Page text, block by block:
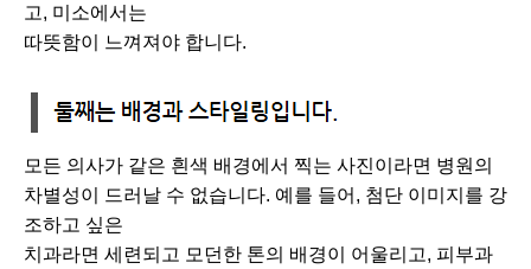
고, 미소에서 는
따뜻함이 느껴져야 합니다.
모든 의사가 같은 흰색 배경에서 찍는 사진이라면 병원의
차별성이 드러날 수 없습니다. 예를 들어, 첨단 이미지를 강
조하고 싶은
치과라면 세련되고 모던한 톤의 배경이 어울리고, 피부과